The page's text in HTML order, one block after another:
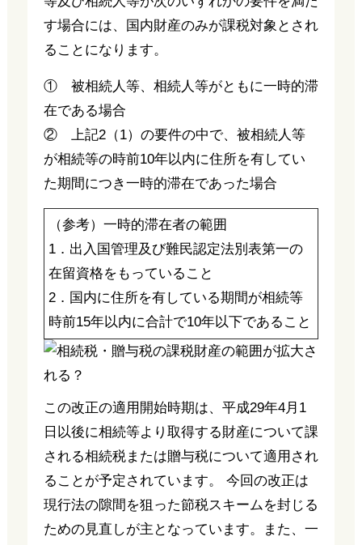
す場合には、国内財産のみが課税対象とされ
ることになります。
① 被相続人等、相続人等がともに一時的滞
在である場合
② 上記2（1）の要件の中で、被相続人等
が相続等の時前10年以内に住所を有してい
た期間につき一時的滞在であった場合
（参考）一時的滞在者の範囲
1．出入国管理及び難民認定法別表第一の
在留資格をもっていること
2．国内に住所を有している期間が相続等
時前15年以内に合計で10年以下であること
この改正の適用開始時期は、平成29年4月1
日以後に相続等より取得する財産について課
される相続税または贈与税について適用され
ることが予定されています。 今回の改正は
現行法の隙間を狙った節税スキームを封じる
ための見直しが主となっています。また、一